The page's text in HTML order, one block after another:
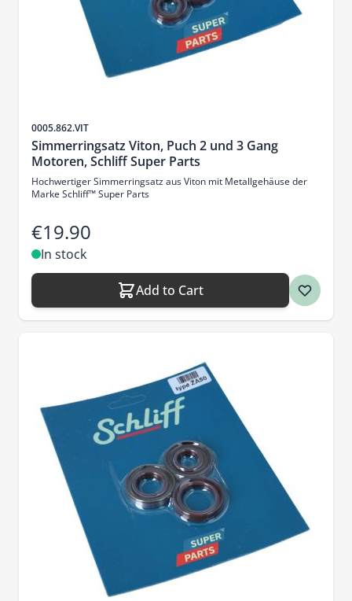
Sku
0005.862.VIT
Simmerringsatz Viton, Puch 2 und 3 Gang
Motoren, Schliff Super Parts
Hochwertiger Simmerringsatz aus Viton mit Metallgehäuse der
Marke Schliff™ Super Parts
€19.90
In stock
Add to Cart